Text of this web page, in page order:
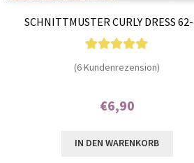
SCHNITTMUSTER CURLY DRESS
Kundenbewer
(6 Kundenrezension)
€6,90
IN DEN WARENKORB